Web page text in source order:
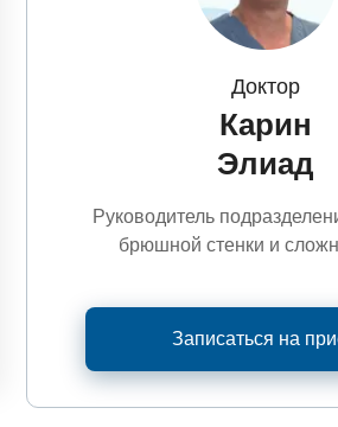
Доктор
Карин
Элиад
Руководитель
брюшной стенки и
Записаться на